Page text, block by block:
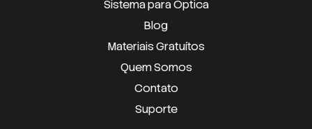
Sistema para Óptica
Blog
Materiais Gratuítos
Quem Somos
Contato
Suporte